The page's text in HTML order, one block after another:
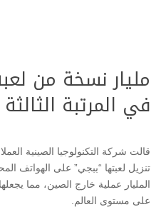
مليار نسخة من
في المرتبة
قالت شركة التكنولوجيا الصينية
المليار عملية خارج الصين، مما
على مستوى العالم.